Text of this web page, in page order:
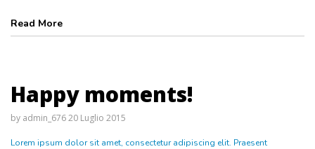
Read More
Happy moments!
by admin_67620 Luglio 2015
Lorem ipsum dolor sit amet, consectetur adipiscing elit. Praesent